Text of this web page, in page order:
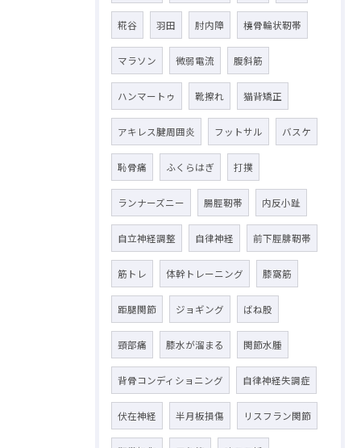
糀谷 羽田 肘内障 橈骨輪状靭帯
マラソン 微弱電流 腹斜筋
ハンマートゥ 靴擦れ 猫背矯正
アキレス腱周囲炎 フットサル バスケ
恥骨痛 ふくらはぎ 打撲
ランナーズニー 腸脛靭帯 内反小趾
自立神経調整 自律神経 前下脛腓靭帯
筋トレ 体幹トレーニング 膝窩筋
距腿関節 ジョギング ばね股
頸部痛 膝水が溜まる 関節水腫
背骨コンディショニング 自律神経失調症
伏在神経 半月板損傷 リスフラン関節